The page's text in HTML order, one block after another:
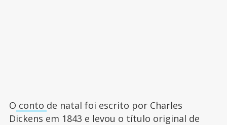
O conto de natal foi escrito por Charles
Dickens em 1843 e levou o título original de